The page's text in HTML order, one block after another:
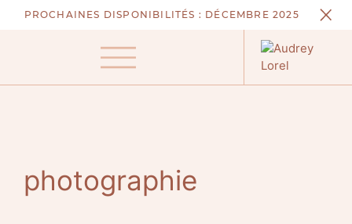
AllerPROCHAINES DISPONIBILITÉS : DÉCEMBRE 2025
Menu
photographie